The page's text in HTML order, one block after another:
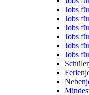
Jobs
Jobs
Jobs
Jobs
Jobs
Jobs